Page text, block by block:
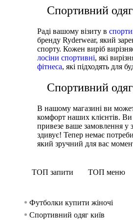
Спортивний
Раді вашому візиту в
бренду Ryderwear, який
спорту. Кожен виріб
лосіни спортивні, які
фітнеса, які підходять для
Спортивний
В нашому магазині ви
комфорт наших клієнтів.
привезе ваше замовлення
здивує! Тепер немає
який зручний для вас
ТОП запити ТОП меню
Футболки купити жіночі
Спортивний одяг київ